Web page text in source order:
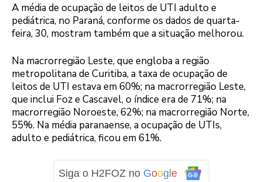
A média de ocupação de leitos de UTI adulto e
pediátrica, no Paraná, conforme os dados de quarta-
feira, 30, mostram também que a situação melhorou.
Na macrorregião Leste, que engloba a região
metropolitana de Curitiba, a taxa de ocupação de
leitos de UTI estava em 60%; na macrorregião Leste,
que inclui Foz e Cascavel, o índice era de 71%; na
macrorregião Noroeste, 62%; na macrorregião Norte,
55%. Na média paranaense, a ocupação de UTIs,
adulto e pediátrica, ficou em 61%.
Siga o H2FOZ no Google